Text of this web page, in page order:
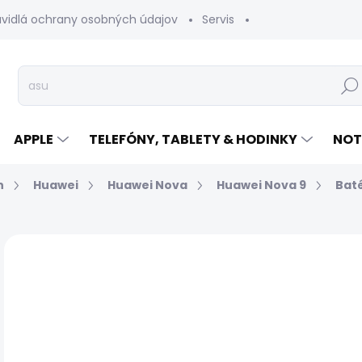
ochrany osobných údajov Servis
Hľadať
APPLE TELEFÓNY, TABLETY & HODINKY
Huawei Huawei Nova Huawei Nova 9